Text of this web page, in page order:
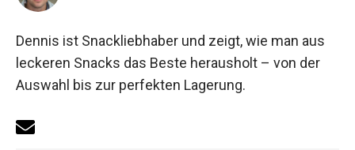
Dennis ist Snackliebhaber und zeigt, wie man aus
leckeren Snacks das Beste herausholt – von der
Auswahl bis zur perfekten Lagerung.